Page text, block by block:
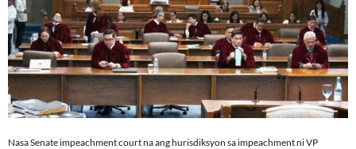
Nasa Senate impeachment court na ang hurisdiksyon sa impeachment ni VP